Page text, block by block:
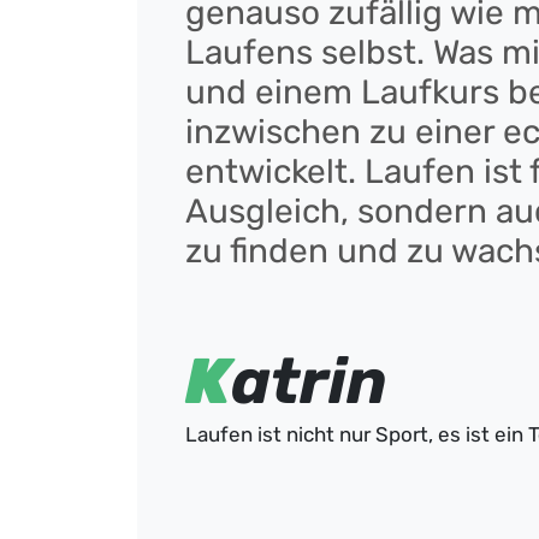
genauso zufällig wie
Laufens selbst. Was
und einem Laufkurs
inzwischen zu einer
entwickelt. Laufen ist
Ausgleich, sondern
zu finden und zu
Laufen selbst. Alles begann mit
ein riesiges Brett voller Medaillen
obwohl ich bis dahin noch nie etwas
Ein paar Wochen später las ich in
in meiner Stadt. Für mich war das ein
Katrin
Laufen ist nicht nur Sport, es ist ein